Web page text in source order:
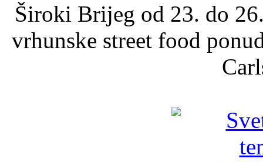
Široki Brijeg od 23. do
vrhunske street food